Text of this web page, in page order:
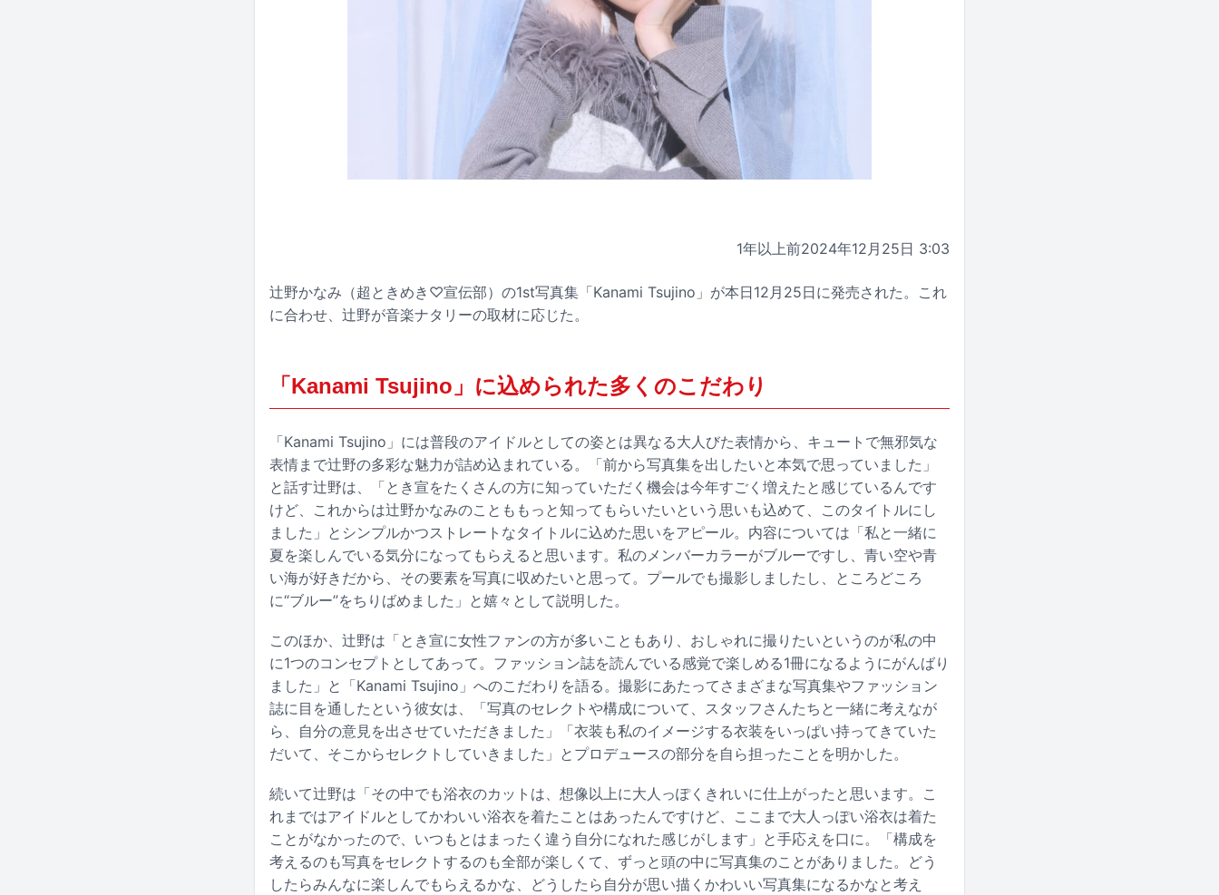
1年以上前2024年12月25日 3:03
辻野かなみ（超ときめき♡宣伝部）の1st写真集「Kanami Tsujino」が本日12月25日に発売された。これ
に合わせ、辻野が音楽ナタリーの取材に応じた。
「Kanami Tsujino」に込められた多くのこだわり
「Kanami Tsujino」には普段のアイドルとしての姿とは異なる大人びた表情から、キュートで無邪気な
表情まで辻野の多彩な魅力が詰め込まれている。「前から写真集を出したいと本気で思っていました」
と話す辻野は、「とき宣をたくさんの方に知っていただく機会は今年すごく増えたと感じているんです
けど、これからは辻野かなみのことももっと知ってもらいたいという思いも込めて、このタイトルにし
ました」とシンプルかつストレートなタイトルに込めた思いをアピール。内容については「私と一緒に
夏を楽しんでいる気分になってもらえると思います。私のメンバーカラーがブルーですし、青い空や青
い海が好きだから、その要素を写真に収めたいと思って。プールでも撮影しましたし、ところどころ
に“ブルー”をちりばめました」と嬉々として説明した。
このほか、辻野は「とき宣に女性ファンの方が多いこともあり、おしゃれに撮りたいというのが私の中
に1つのコンセプトとしてあって。ファッション誌を読んでいる感覚で楽しめる1冊になるようにがんばり
ました」と「Kanami Tsujino」へのこだわりを語る。撮影にあたってさまざまな写真集やファッション
誌に目を通したという彼女は、「写真のセレクトや構成について、スタッフさんたちと一緒に考えなが
ら、自分の意見を出させていただきました」「衣装も私のイメージする衣装をいっぱい持ってきていた
だいて、そこからセレクトしていきました」とプロデュースの部分を自ら担ったことを明かした。
続いて辻野は「その中でも浴衣のカットは、想像以上に大人っぽくきれいに仕上がったと思います。こ
れまではアイドルとしてかわいい浴衣を着たことはあったんですけど、ここまで大人っぽい浴衣は着た
ことがなかったので、いつもとはまったく違う自分になれた感じがします」と手応えを口に。「構成を
考えるのも写真をセレクトするのも全部が楽しくて、ずっと頭の中に写真集のことがありました。どう
したらみんなに楽しんでもらえるかな、どうしたら自分が思い描くかわいい写真集になるかなと考え